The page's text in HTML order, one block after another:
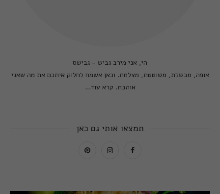
הי, אני מירב גביש - גבישס
אופה, מבשלת, משוטטת, מצלמת. וכאן אשמח לחלוק איתכם את מה שאני
אוהבת. קרא עוד...
תמצאו אותי גם כאן